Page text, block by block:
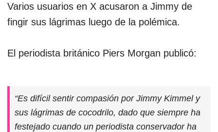
Varios usuarios en X acusaron a Jimmy de
fingir sus lágrimas luego de la polémica.
El periodista británico Piers Morgan publicó:
“Es difícil sentir compasión por Jimmy Kimmel y
sus lágrimas de cocodrilo, dado que siempre ha
festejado cuando un periodista conservador ha